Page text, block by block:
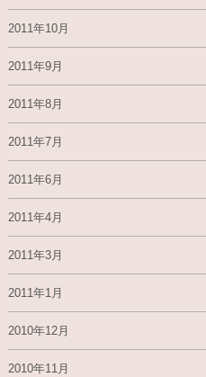
2011年10月
2011年9月
2011年8月
2011年7月
2011年6月
2011年4月
2011年3月
2011年1月
2010年12月
2010年11月